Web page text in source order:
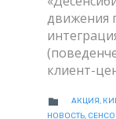
движения
клиент-
 CATEGORY
АКЦИЯ,
НОВОСТЬ,